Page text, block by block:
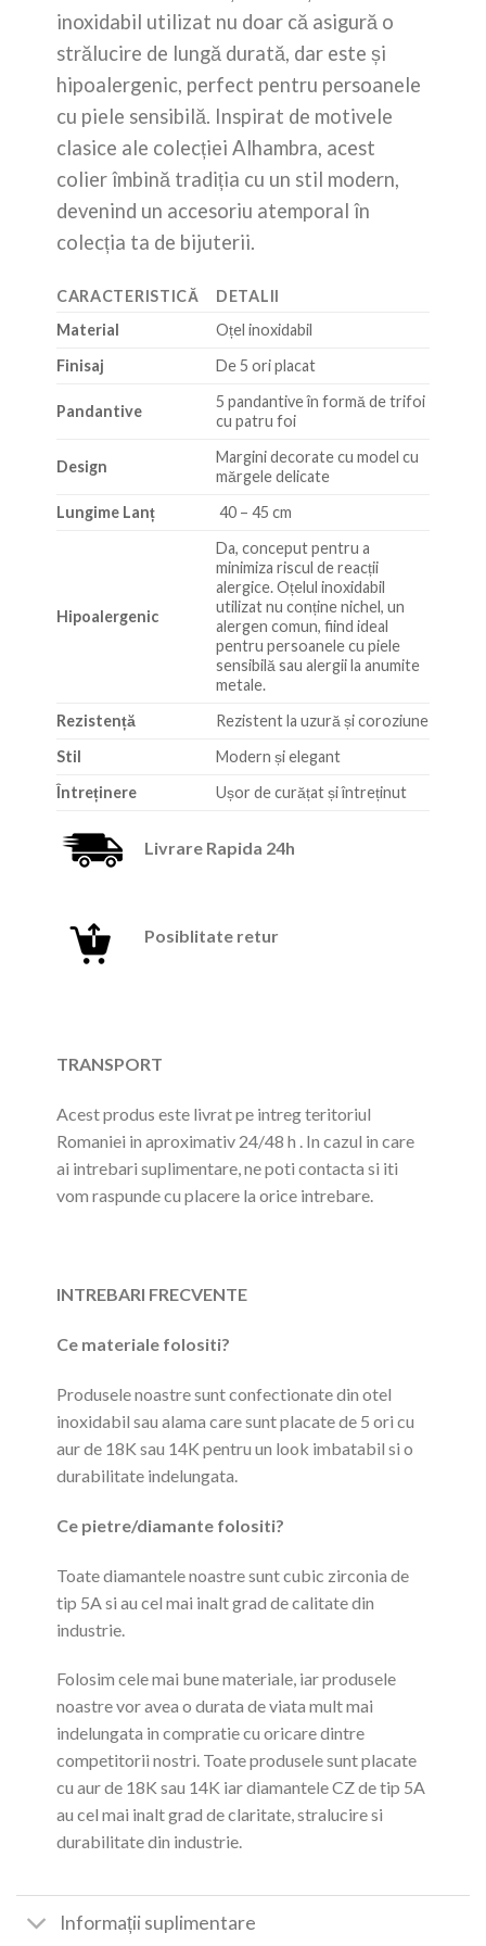
inoxidabil utilizat nu doar că asigură o
strălucire de lungă durată, dar este și
hipoalergenic, perfect pentru persoanele
cu piele sensibilă. Inspirat de motivele
clasice ale colecției Alhambra, acest
colier îmbină tradiția cu un stil modern,
devenind un accesoriu atemporal în
colecția ta de bijuterii.
CARACTERISTICĂ
DETALII
Material
Oțel inoxidabil
Finisaj
De 5 ori placat
Pandantive
5 pandantive în formă de trifoi
cu patru foi
Design
Margini decorate cu model cu
mărgele delicate
Lungime Lanț
40 – 45 cm
Hipoalergenic
Da, conceput pentru a
minimiza riscul de reacții
alergice. Oțelul inoxidabil
utilizat nu conține nichel, un
alergen comun, fiind ideal
pentru persoanele cu piele
sensibilă sau alergii la anumite
metale.
Rezistență
Rezistent la uzură și coroziune
Stil
Modern și elegant
Întreținere
Ușor de curățat și întreținut
Livrare Rapida 24h
Posiblitate retur
TRANSPORT
Acest produs este livrat pe intreg teritoriul
Romaniei in aproximativ 24/48 h . In cazul in care
ai intrebari suplimentare, ne poti contacta si iti
vom raspunde cu placere la orice intrebare.
INTREBARI FRECVENTE
Ce materiale folositi?
Produsele noastre sunt confectionate din otel
inoxidabil sau alama care sunt placate de 5 ori cu
aur de 18K sau 14K pentru un look imbatabil si o
durabilitate indelungata.
Ce pietre/diamante folositi?
Toate diamantele noastre sunt cubic zirconia de
tip 5A si au cel mai inalt grad de calitate din
industrie.
Folosim cele mai bune materiale, iar produsele
noastre vor avea o durata de viata mult mai
indelungata in compratie cu oricare dintre
competitorii nostri. Toate produsele sunt placate
cu aur de 18K sau 14K iar diamantele CZ de tip 5A
au cel mai inalt grad de claritate, stralucire si
durabilitate din industrie.
Informații suplimentare